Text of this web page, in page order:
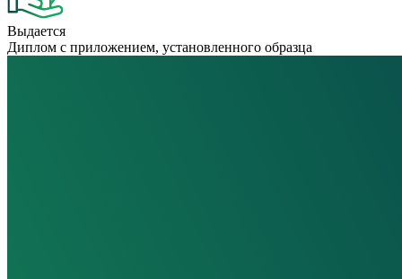
Выдается
Диплом с приложением, установленного образца